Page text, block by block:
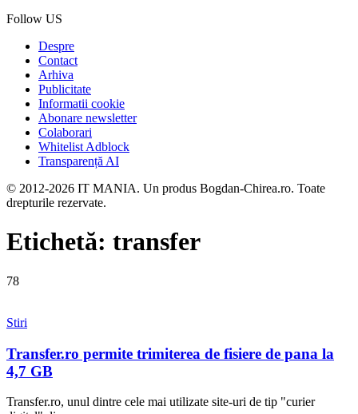
Follow US
Despre
Contact
Arhiva
Publicitate
Informatii cookie
Abonare newsletter
Colaborari
Whitelist Adblock
Transparență AI
© 2012-2026 IT MANIA. Un produs Bogdan-Chirea.ro. Toate
drepturile rezervate.
Etichetă: transfer
78
Stiri
Transfer.ro permite trimiterea de fisiere de pana la
4,7 GB
Transfer.ro, unul dintre cele mai utilizate site-uri de tip "curier